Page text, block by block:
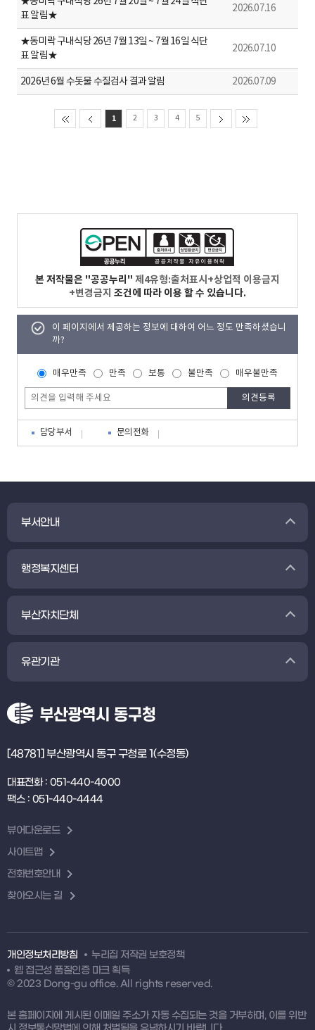
표 알림★
2026.07.16
★동미락 구내식당 26년 7월 13일 ~ 7월 16일 식단
표 알림★
2026.07.10
2026년 6월 수돗물 수질검사 결과 알림 2026.07.09
1 2 3 4 5
본 저작물은 "공공누리" 제4유형:출처표시+상업적 이용금지
+변경금지 조건에 따라 이용 할 수 있습니다.
이 페이지에서 제공하는 정보에 대하여 어느 정도 만족하셨습니
까?
매우만족 만족 보통 불만족 매우불만족
담당부서 문의전화
부서안내
행정복지센터
부산자치단체
유관기관
[48781] 부산광역시 동구 구청로 1(수정동)
대표전화 : 051-440-4000
팩스 : 051-440-4444
뷰어다운로드
사이트맵
전화번호안내
찾아오시는 길
개인정보처리방침
누리집 저작권 보호정책
웹 접근성 품질인증 마크 획득
© 2023 Dong-gu office. All rights reserved.
본 홈페이지에 게시된 이메일 주소가 자동 수집되는 것을 거부하며, 이를 위반